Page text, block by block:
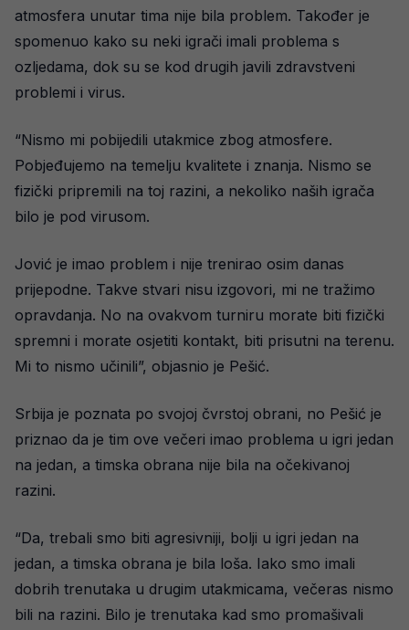
atmosfera unutar tima nije bila problem. Također je
spomenuo kako su neki igrači imali problema s
ozljedama, dok su se kod drugih javili zdravstveni
problemi i virus.
“Nismo mi pobijedili utakmice zbog atmosfere.
Pobjeđujemo na temelju kvalitete i znanja. Nismo se
fizički pripremili na toj razini, a nekoliko naših igrača
bilo je pod virusom.
Jović je imao problem i nije trenirao osim danas
prijepodne. Takve stvari nisu izgovori, mi ne tražimo
opravdanja. No na ovakvom turniru morate biti fizički
spremni i morate osjetiti kontakt, biti prisutni na terenu.
Mi to nismo učinili”, objasnio je Pešić.
Srbija je poznata po svojoj čvrstoj obrani, no Pešić je
priznao da je tim ove večeri imao problema u igri jedan
na jedan, a timska obrana nije bila na očekivanoj
razini.
“Da, trebali smo biti agresivniji, bolji u igri jedan na
jedan, a timska obrana je bila loša. Iako smo imali
dobrih trenutaka u drugim utakmicama, večeras nismo
bili na razini. Bilo je trenutaka kad smo promašivali